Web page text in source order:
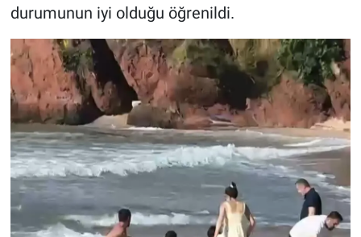
durumunun iyi olduğu öğrenildi.